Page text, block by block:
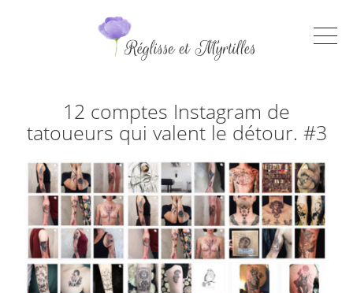
12 comptes Instagram de
tatoueurs qui valent le détour. #3